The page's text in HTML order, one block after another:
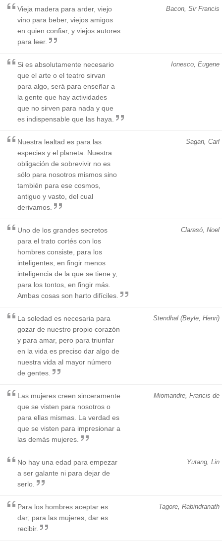
Bacon, Sir Francis
Vieja madera para arder, viejo
vino para beber, viejos amigos
en quien confiar, y viejos autores
para leer.
Ionesco, Eugene
Si es absolutamente necesario
que el arte o el teatro sirvan
para algo, será para enseñar a
la gente que hay actividades
que no sirven para nada y que
es indispensable que las haya.
Sagan, Carl
Nuestra lealtad es para las
especies y el planeta. Nuestra
obligación de sobrevivir no es
sólo para nosotros mismos sino
también para ese cosmos,
antiguo y vasto, del cual
derivamos.
Clarasó, Noel
Uno de los grandes secretos
para el trato cortés con los
hombres consiste, para los
inteligentes, en fingir menos
inteligencia de la que se tiene y,
para los tontos, en fingir más.
Ambas cosas son harto difíciles.
Stendhal (Beyle, Henri)
La soledad es necesaria para
gozar de nuestro propio corazón
y para amar, pero para triunfar
en la vida es preciso dar algo de
nuestra vida al mayor número
de gentes.
Miomandre, Francis de
Las mujeres creen sinceramente
que se visten para nosotros o
para ellas mismas. La verdad es
que se visten para impresionar a
las demás mujeres.
Yutang, Lin
No hay una edad para empezar
a ser galante ni para dejar de
serlo.
Tagore, Rabindranath
Para los hombres aceptar es
dar; para las mujeres, dar es
recibir.